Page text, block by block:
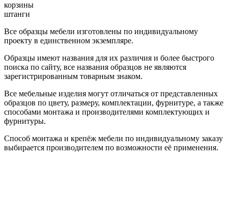
корзины
штанги
Все образцы мебели изготовлены по индивидуальному
проекту в единственном экземпляре.
Образцы имеют названия для их различия и более быстрого
поиска по сайту, все названия образцов не являются
зарегистрированным товарным знаком.
Все мебельные изделия могут отличаться от представленных
образцов по цвету, размеру, комплектации, фурнитуре, а также
способами монтажа и производителями комплектующих и
фурнитуры.
Способ монтажа и крепёж мебели по индивидуальному заказу
выбирается производителем по возможности её применения.